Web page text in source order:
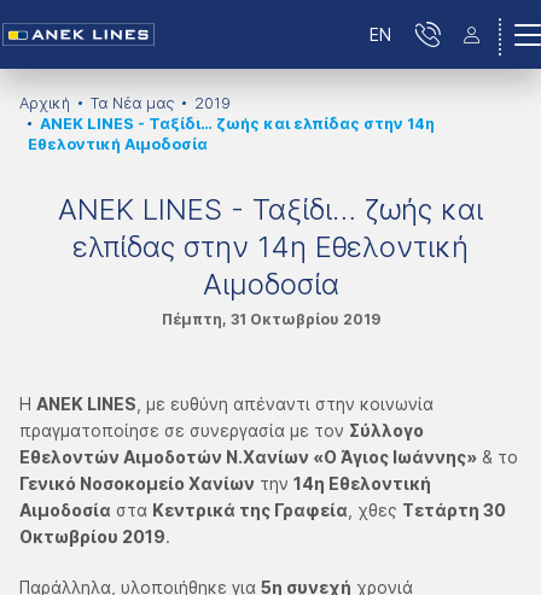
EN
Αρχική Τα Νέα μας
2019
ΑΝΕΚ LINES - Ταξίδι… ζωής και ελπίδας στην 14η
Εθελοντική Αιμοδοσία
ΑΝΕΚ LINES - Ταξίδι… ζωής και
ελπίδας στην 14η Εθελοντική
Αιμοδοσία
Πέμπτη, 31 Οκτωβρίου 2019
Η ΑΝΕΚ LINES , με ευθύνη απέναντι στην κοινωνία
πραγματοποίησε σε συνεργασία με τον Σύλλογο
Εθελοντών Αιμοδοτών Ν.Χανίων «Ο Άγιος Ιωάννης» & το
Γενικό Νοσοκομείο Χανίων την 14η Εθελοντική
Αιμοδοσία στα Κεντρικά της Γραφεία , χθες Τετάρτη 30
Οκτωβρίου 2019.
Παράλληλα, υλοποιήθηκε για 5η συνεχή χρονιά